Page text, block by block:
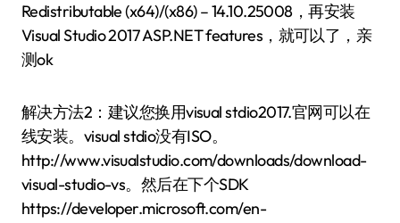
Redistributable (x64)/(x86) – 14.10.25008，再安装
Visual Studio 2017 ASP.NET features，就可以了，亲
测ok
解决方法2：建议您换用visual stdio2017.官网可以在
线安装。visual stdio没有ISO。
http://www.visualstudio.com/downloads/download-
visual-studio-vs。然后在下个SDK
https://developer.microsoft.com/en-